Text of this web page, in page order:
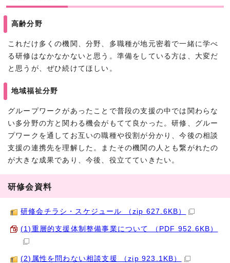
高齢分野
これだけ多くの機関、分野、多職種が地元密着で一緒に学べ
る研修はなかなかないと思う。準備をしている方は、大変だ
と思うが、ぜひ続けてほしい。
地域福祉分野
グループワークがあったことで普段の支援の中では関わらな
い多分野の方と関わる機会がもてて良かった。研修、グルー
プワークを通してお互いの職種や役割が分かり、今後の相談
支援の連携先を理解した。またその機関の人とも繋がれたの
が大きな成果であり、今後、役立てていきたい。
研修会資料
研修会チラシ・スケジュール （zip 627.6KB）
(1)重層的支援体制整備事業について （PDF 952.6KB）
(2)属性を問わない相談支援 （zip 923.1KB）